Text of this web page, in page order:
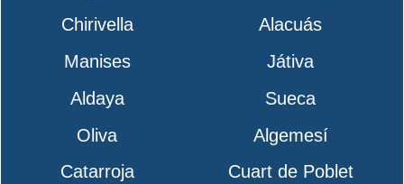
Chirivella
Alacuás
Manises
Játiva
Aldaya
Sueca
Oliva
Algemesí
Catarroja
Cuart de Poblet